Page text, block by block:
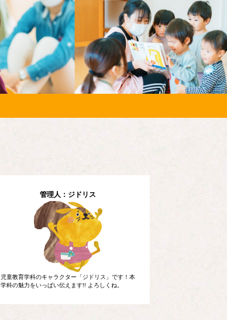
管理人：ジドリス
児童教育学科のキャラクター「ジドリス」です！本
学科の魅力をいっぱい伝えます!! よろしくね。